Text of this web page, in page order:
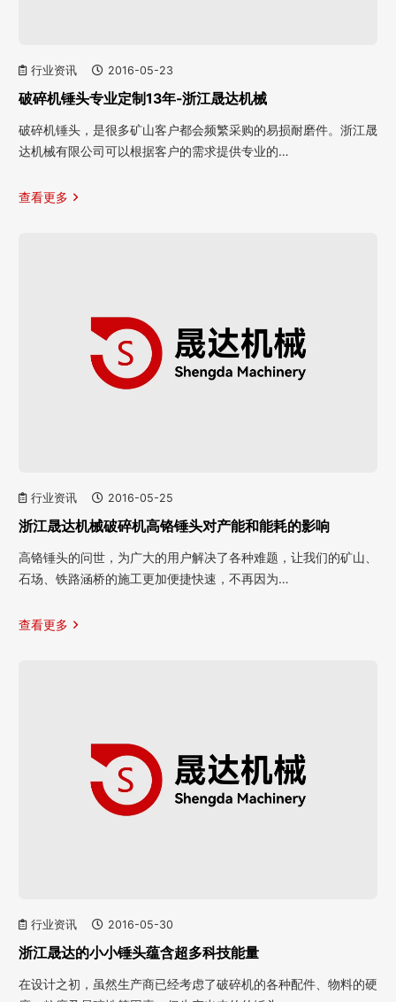
行业资讯 2016-05-23
破碎机锤头专业定制13年-浙江晟达机械
破碎机锤头，是很多矿山客户都会频繁采购的易损耐磨件。浙江晟
达机械有限公司可以根据客户的需求提供专业的…
查看更多
行业资讯 2016-05-25
浙江晟达机械破碎机高铬锤头对产能和能耗的影响
高铬锤头的问世，为广大的用户解决了各种难题，让我们的矿山、
石场、铁路涵桥的施工更加便捷快速，不再因为…
查看更多
行业资讯 2016-05-30
浙江晟达的小小锤头蕴含超多科技能量
在设计之初，虽然生产商已经考虑了破碎机的各种配件、物料的硬